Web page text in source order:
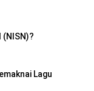
Lagu